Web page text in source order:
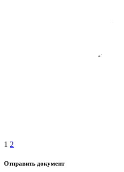
1 2
Отправить документ